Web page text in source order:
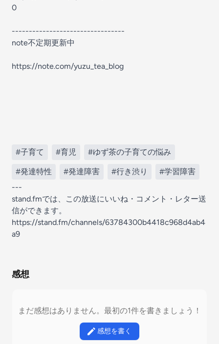
0
---------------------------------
note不定期更新中
https://note.com/yuzu_tea_blog
#子育て #育児 #ゆず茶の子育ての悩み
#発達特性 #発達障害 #行き渋り
#学習障害
---
stand.fmでは、この放送にいいね・コメント・レター送
信ができます。
https://stand.fm/channels/63784300b4418c968d4ab4
a9
感想
まだ感想はありません。最初の1件を書きましょう！
感想を書く